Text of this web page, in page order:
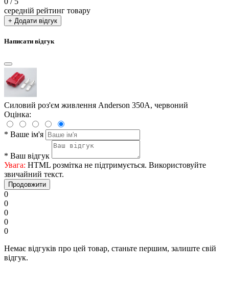
середній рейтинг товару
+ Додати відгук
Написати відгук
Силовий роз'єм живлення Anderson 350А, червоний
Оцінка:
* Ваше ім'я
* Ваш відгук
Увага: HTML розмітка не підтримується. Використовуйте
звичайний текст.
Продовжити
0
0
0
0
0
Немає відгуків про цей товар, станьте першим, залиште свій
відгук.